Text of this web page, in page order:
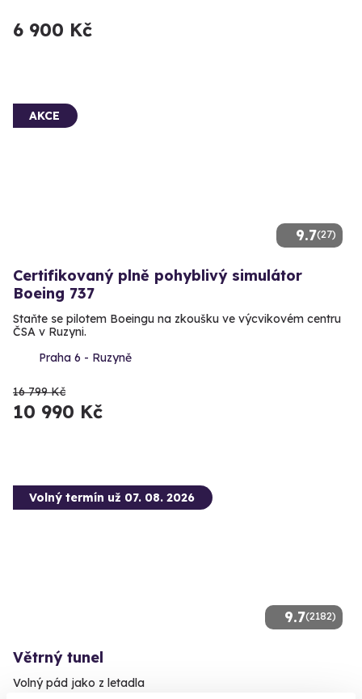
6 900 Kč
9.7(27)
AKCE
Certifikovaný plně pohyblivý simulátor
Boeing 737
Staňte se pilotem Boeingu na zkoušku ve výcvikovém centru
ČSA v Ruzyni.
Praha 6 - Ruzyně
16 799 Kč
10 990 Kč
9.7(2182)
Volný termín už 07. 08. 2026
Větrný tunel
Volný pád jako z letadla